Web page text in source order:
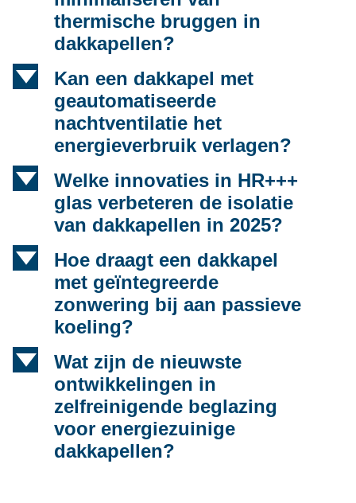
thermische bruggen in
dakkapellen?
d
Kan een dakkapel met
geautomatiseerde
nachtventilatie het
energieverbruik verlagen?
d
Welke innovaties in HR+++
glas verbeteren de isolatie
van dakkapellen in 2025?
d
Hoe draagt een dakkapel
met geïntegreerde
zonwering bij aan passieve
koeling?
d
Wat zijn de nieuwste
ontwikkelingen in
zelfreinigende beglazing
voor energiezuinige
dakkapellen?